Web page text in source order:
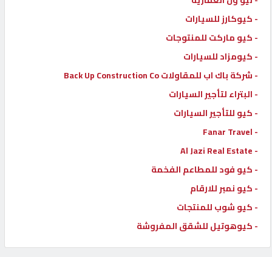
POWERED
QHOST
- كيوكارز للسيارات
- كيو ماركت للمنتوجات
- كيومزاد للسيارات
- شركة باك اب للمقاولات Back Up Construction Co
- البتراء لتأجير السيارات
- كيو للتأجير السيارات
- Fanar Travel
- Al Jazi Real Estate
- كيو فود للمطاعم الفخمة
- كيو نمبر للارقام
- كيو شوب للمنتجات
- كيوهوتيل للشقق المفروشة